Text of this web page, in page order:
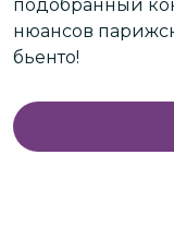
подобранный
нюансов
бьенто!